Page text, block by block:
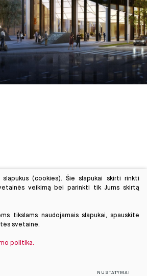
slapukus (cookies). Šie slapukai skirti rinkti
veikimą bei parinkti tik Jums skirtą
tikslams naudojamais slapukai, spauskite
svetaine.
politika.
NUSTATYMAI